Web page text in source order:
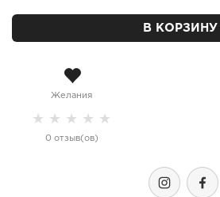
В КОРЗИНУ
Желания
★ ★ ★ ★ ★
0 отзыв(ов)